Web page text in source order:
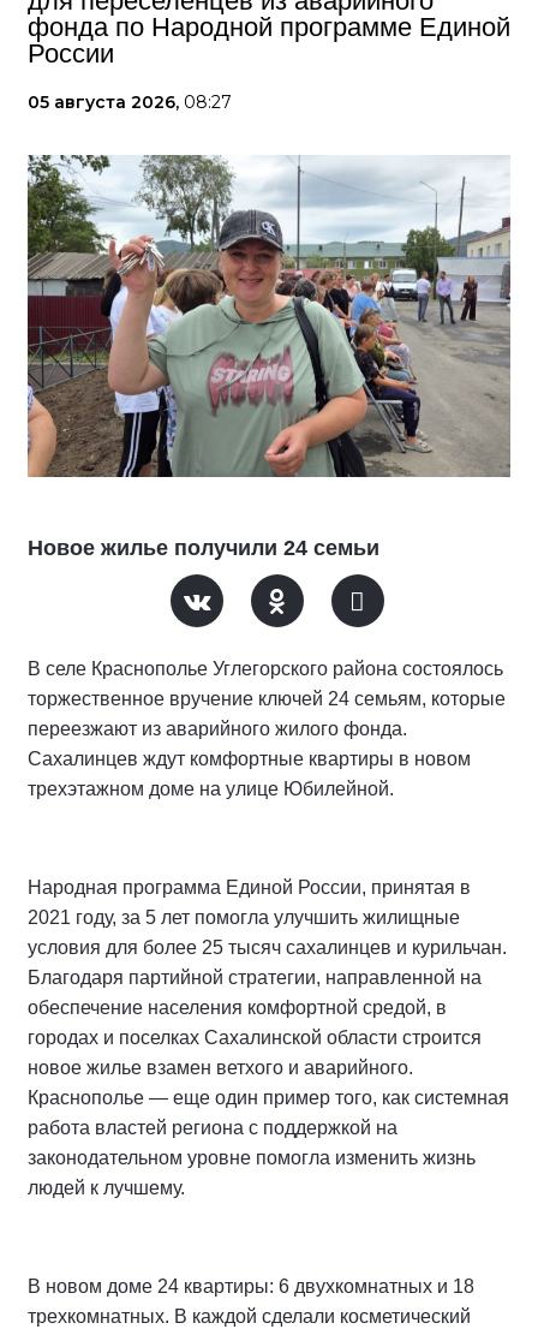
фонда по Народной программе Единой
России
05 августа 2026, 08:27
Новое жилье получили 24 семьи
В селе Краснополье Углегорского района состоялось
торжественное вручение ключей 24 семьям, которые
переезжают из аварийного жилого фонда.
Сахалинцев ждут комфортные квартиры в новом
трехэтажном доме на улице Юбилейной.
Народная программа Единой России, принятая в
2021 году, за 5 лет помогла улучшить жилищные
условия для более 25 тысяч сахалинцев и курильчан.
Благодаря партийной стратегии, направленной на
обеспечение населения комфортной средой, в
городах и поселках Сахалинской области строится
новое жилье взамен ветхого и аварийного.
Краснополье — еще один пример того, как системная
работа властей региона с поддержкой на
законодательном уровне помогла изменить жизнь
людей к лучшему.
В новом доме 24 квартиры: 6 двухкомнатных и 18
трехкомнатных. В каждой сделали косметический